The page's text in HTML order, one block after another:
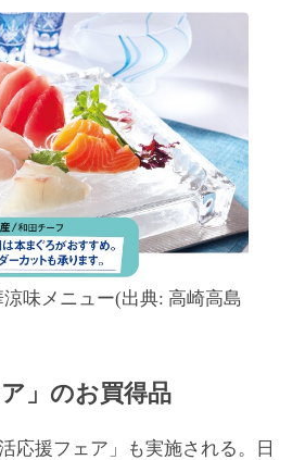
味メニュー(出典: 高崎高島
」のお買得品
応援フェア」も実施される。日